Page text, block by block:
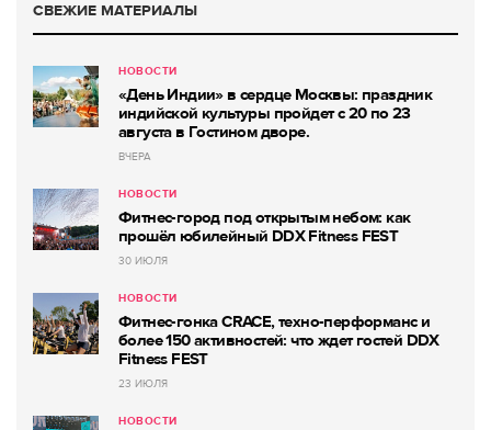
СВЕЖИЕ МАТЕРИАЛЫ
НОВОСТИ
«День Индии» в сердце Москвы: праздник
индийской культуры пройдет с 20 по 23
августа в Гостином дворе.
ВЧЕРА
НОВОСТИ
Фитнес-город под открытым небом: как
прошёл юбилейный DDX Fitness FEST
30 ИЮЛЯ
НОВОСТИ
Фитнес-гонка CRACE, техно-перформанс и
более 150 активностей: что ждет гостей DDX
Fitness FEST
23 ИЮЛЯ
НОВОСТИ